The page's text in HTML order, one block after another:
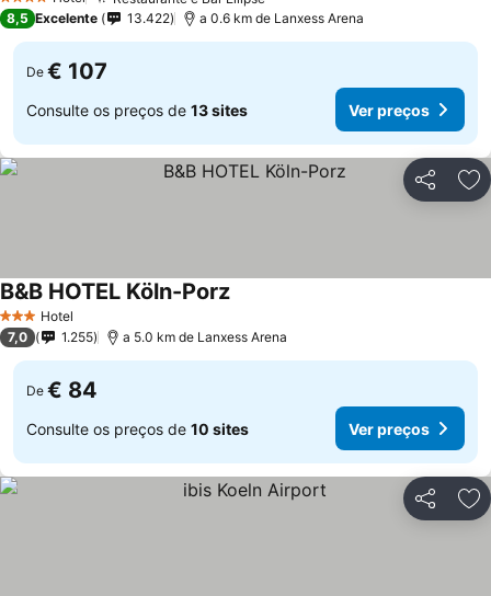
4 Estrelas
8,5 Excelente 13.422 a 0.6 km de Lanxess Arena
De € 107
Consulte os preços de 13 sites Ver preços
Partilhar
3 EstrelasHotel
B&B HOTEL Köln-Porz
7,0 1.255 a 5.0 km de Lanxess Arena
De € 84
Consulte os preços de 10 sites Ver preços
Partilhar